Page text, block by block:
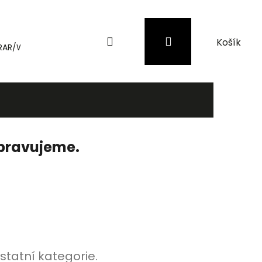
WinRAR Záložní zdroje (UPS) a přepěťové
PřihlášeníNákupní
košík
kategorie.